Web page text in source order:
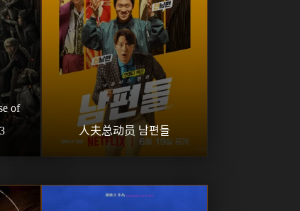
of
人夫总动员 남편들